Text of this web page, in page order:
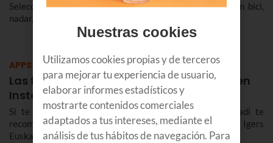
Seleccionamos nuestras favoritas para correr, montar en bici,
nadar, hacer yoga y ponerte fuerte.
APPS
Las fotos más bonitas de Euskadi están en
Instagram
Si te apetece disfrutar de las mejores fotos de Euskadi te
recomendamos dos comunidades muy TOP: Igerrak e Igers
Euskadi.
Nuestras cookies
Utilizamos cookies propias y de terceros
para mejorar tu experiencia de usuario,
elaborar informes estadísticos y
mostrarte contenidos comerciales
adaptados a tus intereses, mediante el
análisis de tus hábitos de navegación. Para